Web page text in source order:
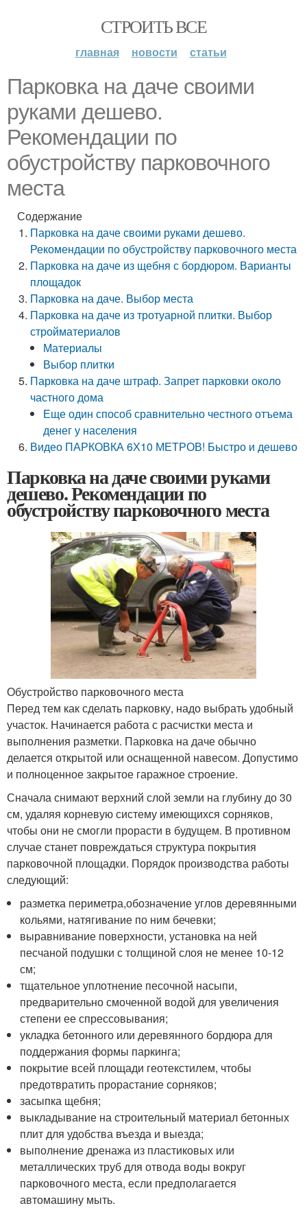
СТРОИТЬ ВСЕ
главная новости статьи
Парковка на даче своими
руками дешево.
Рекомендации по
обустройству парковочного
места
Содержание
Парковка на даче своими руками дешево.
Рекомендации по обустройству парковочного места
Парковка на даче из щебня с бордюром. Варианты
площадок
Парковка на даче. Выбор места
Парковка на даче из тротуарной плитки. Выбор
стройматериалов
Материалы
Выбор плитки
Парковка на даче штраф. Запрет парковки около
частного дома
Еще один способ сравнительно честного отъема
денег у населения
Видео ПАРКОВКА 6Х10 МЕТРОВ! Быстро и дешево
Парковка на даче своими руками
дешево. Рекомендации по
обустройству парковочного места
Обустройство парковочного места
Перед тем как сделать парковку, надо выбрать удобный
участок. Начинается работа с расчистки места и
выполнения разметки. Парковка на даче обычно
делается открытой или оснащенной навесом. Допустимо
и полноценное закрытое гаражное строение.
Сначала снимают верхний слой земли на глубину до 30
см, удаляя корневую систему имеющихся сорняков,
чтобы они не смогли прорасти в будущем. В противном
случае станет повреждаться структура покрытия
парковочной площадки. Порядок производства работы
следующий:
разметка периметра,обозначение углов деревянными
кольями, натягивание по ним бечевки;
выравнивание поверхности, установка на ней
песчаной подушки с толщиной слоя не менее 10-12
см;
тщательное уплотнение песочной насыпи,
предварительно смоченной водой для увеличения
степени ее спрессовывания;
укладка бетонного или деревянного бордюра для
поддержания формы паркинга;
покрытие всей площади геотекстилем, чтобы
предотвратить прорастание сорняков;
засыпка щебня;
выкладывание на строительный материал бетонных
плит для удобства въезда и выезда;
выполнение дренажа из пластиковых или
металлических труб для отвода воды вокруг
парковочного места, если предполагается
автомашину мыть.